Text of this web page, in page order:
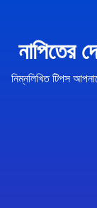
নাপিতের
নিম্নলিখিত টিপস